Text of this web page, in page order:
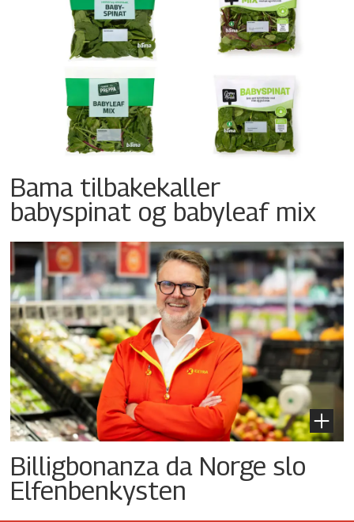
Bama tilbakekaller
babyspinat og babyleaf mix
Billigbonanza da Norge slo
Elfenbenkysten